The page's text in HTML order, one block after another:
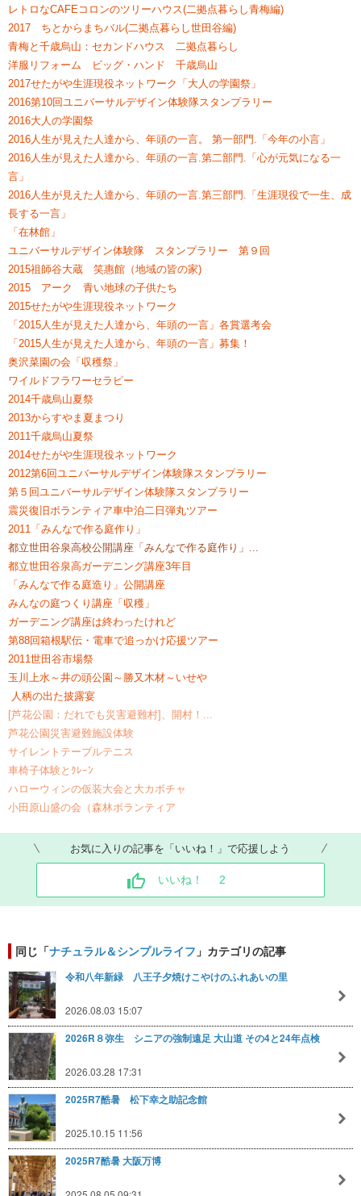
レトロなCAFEコロンのツリーハウス(二拠点暮らし青梅編)
2017 ちとからまちバル(二拠点暮らし世田谷編)
青梅と千歳烏山：セカンドハウス 二拠点暮らし
洋服リフォーム ビッグ・ハンド 千歳烏山
2017せたがや生涯現役ネットワーク「大人の学園祭」
2016第10回ユニバーサルデザイン体験隊スタンプラリー
2016大人の学園祭
2016人生が見えた人達から、年頭の一言。 第一部門.「今年の小言」
2016人生が見えた人達から、年頭の一言.第二部門.「心が元気になる一
言」
2016人生が見えた人達から、年頭の一言.第三部門.「生涯現役で一生、成
長する一言」
「在林館」
ユニバーサルデザイン体験隊 スタンプラリー 第９回
2015祖師谷大蔵 笑惠館（地域の皆の家)
2015 アーク 青い地球の子供たち
2015せたがや生涯現役ネットワーク
「2015人生が見えた人達から、年頭の一言」各賞選考会
「2015人生が見えた人達から、年頭の一言」募集！
奥沢菜園の会「収穫祭」
ワイルドフラワーセラピー
2014千歳烏山夏祭
2013からすやま夏まつり
2011千歳烏山夏祭
2014せたがや生涯現役ネットワーク
2012第6回ユニバーサルデザイン体験隊スタンプラリー
第５回ユニバーサルデザイン体験隊スタンプラリー
震災復旧ボランティア車中泊二日弾丸ツアー
2011「みんなで作る庭作り」
都立世田谷泉高校公開講座「みんなで作る庭作り」...
都立世田谷泉高ガーデニング講座3年目
「みんなで作る庭造り」公開講座
みんなの庭つくり講座「収穫」
ガーデニング講座は終わったけれど
第88回箱根駅伝・電車で追っかけ応援ツアー
2011世田谷市場祭
玉川上水～井の頭公園～勝又木材～いせや
人柄の出た披露宴
[芦花公園：だれでも災害避難村]、開村！...
芦花公園災害避難施設体験
サイレントテーブルテニス
車椅子体験とｸﾚｰﾝ
ハローウィンの仮装大会と大カボチャ
小田原山盛の会（森林ボランティア
お気に入りの記事を「いいね！」で応援しよう
いいね！ 2
同じ「ナチュラル＆シンプルライフ 」カテゴリの記事
令和八年新緑 八王子夕焼けこやけのふれあいの里
2026.08.03 15:07
2026R８弥生 シニアの強制遠足 大山道 その4と24年点検
2026.03.28 17:31
2025R7酷暑 松下幸之助記念館
2025.10.15 11:56
2025R7酷暑 大阪万博